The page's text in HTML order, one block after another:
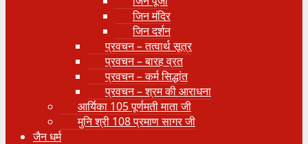
जिन मंदिर
जिन दर्शन
प्रवचन – तत्वार्थ सूत्र
प्रवचन – बारह व्रत
प्रवचन – कर्म सिद्धांत
प्रवचन – श्रम की आराधना
आर्यिका 105 पूर्णमती माता जी
मुनि श्री 108 प्रमाण सागर जी
जैन धर्म